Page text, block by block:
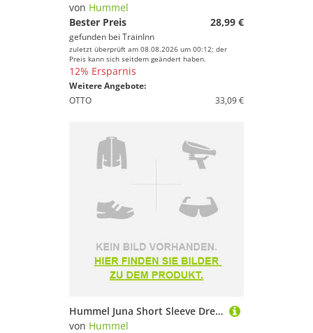
von Hummel
Bester Preis
28,99 €
gefunden bei TrainInn
zuletzt überprüft am 08.08.2026 um 00:12; der
Preis kann sich seitdem geändert haben.
12% Ersparnis
Weitere Angebote:
OTTO
33,09 €
Hummel Juna Short Sleeve Dress Beige 146 cm Mädchen
von Hummel